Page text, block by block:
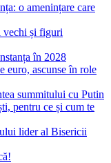
o amenințare care
vechi și figuri
în 2028
euro, ascunse în role
summitului cu Putin
pentru ce și cum te
lider al Bisericii